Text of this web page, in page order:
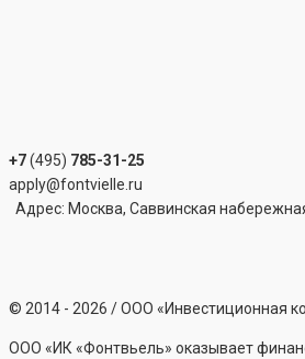
+7(495) 785-31-25
apply@fontvielle.ru
Адрес: Москва, Саввинская
© 2014 - 2026 / ООО «Инвестиционная
ООО «ИК «Фонтвьель» оказывает